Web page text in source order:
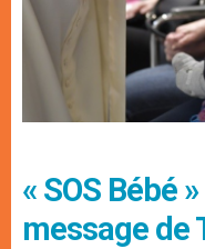
« SOS Bébé
message de